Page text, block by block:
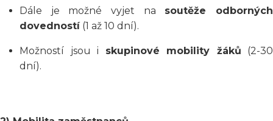
Dále je možné vyjet na soutěže odborných
dovedností(1 až 10 dní).
Možností jsou i skupinové mobility žáků (2-30
dní).